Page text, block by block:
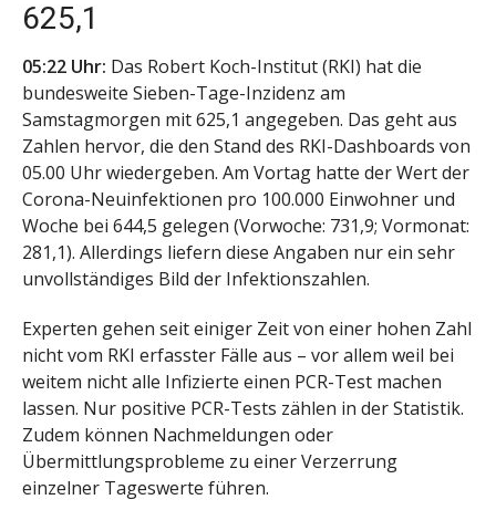
625,1
05:22 Uhr: Das Robert Koch-Institut (RKI) hat die
bundesweite Sieben-Tage-Inzidenz am
Samstagmorgen mit 625,1 angegeben. Das geht aus
Zahlen hervor, die den Stand des RKI-Dashboards von
05.00 Uhr wiedergeben. Am Vortag hatte der Wert der
Corona-Neuinfektionen pro 100.000 Einwohner und
Woche bei 644,5 gelegen (Vorwoche: 731,9; Vormonat:
281,1). Allerdings liefern diese Angaben nur ein sehr
unvollständiges Bild der Infektionszahlen.
Experten gehen seit einiger Zeit von einer hohen Zahl
nicht vom RKI erfasster Fälle aus – vor allem weil bei
weitem nicht alle Infizierte einen PCR-Test machen
lassen. Nur positive PCR-Tests zählen in der Statistik.
Zudem können Nachmeldungen oder
Übermittlungsprobleme zu einer Verzerrung
einzelner Tageswerte führen.